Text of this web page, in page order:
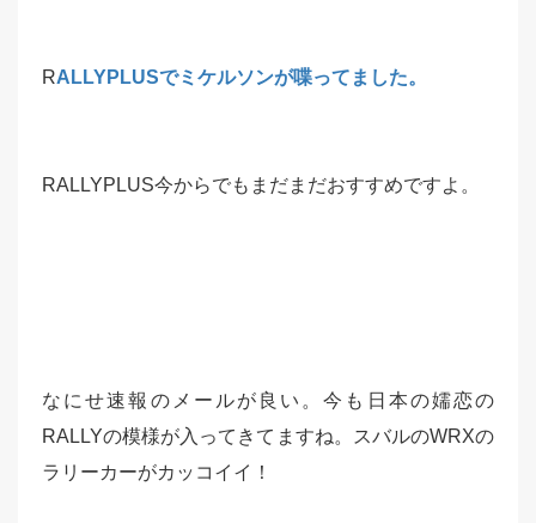
RALLYPLUSでミケルソンが喋ってました。
RALLYPLUS今からでもまだまだおすすめですよ。
なにせ速報のメールが良い。今も日本の嬬恋の
RALLYの模様が入ってきてますね。スバルのWRXの
ラリーカーがカッコイイ！